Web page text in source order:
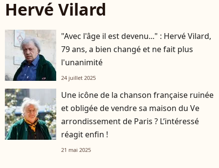
Hervé Vilard
"Avec l'âge il est devenu..." : Hervé Vilard,
79 ans, a bien changé et ne fait plus
l'unanimité
24 juillet 2025
Une icône de la chanson française ruinée
et obligée de vendre sa maison du Ve
arrondissement de Paris ? L’intéressé
réagit enfin !
21 mai 2025